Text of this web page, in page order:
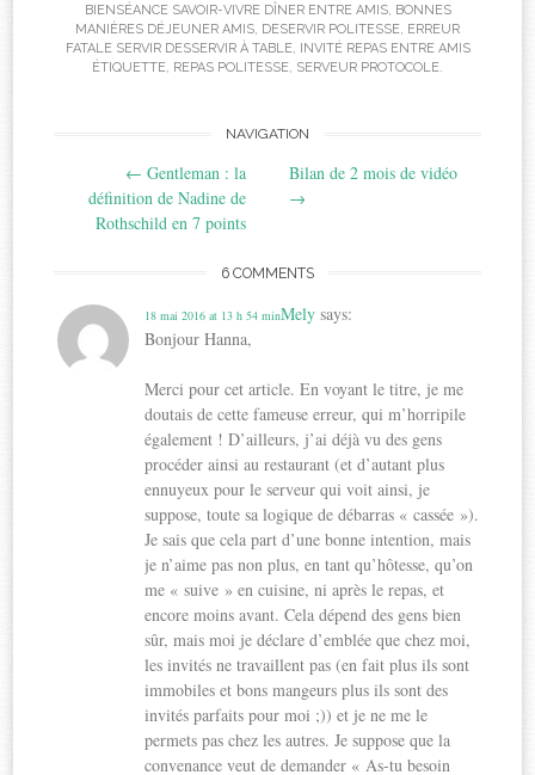
BIENSÉANCE SAVOIR-VIVRE DÎNER ENTRE AMIS, BONNES
MANIÈRES DÉJEUNER AMIS, DESERVIR POLITESSE, ERREUR
FATALE SERVIR DESSERVIR À TABLE, INVITÉ REPAS ENTRE AMIS
ÉTIQUETTE, REPAS POLITESSE, SERVEUR PROTOCOLE.
navigation
NAVIGATION
← Gentleman : la
définition de Nadine de
Rothschild en 7 points
Bilan de 2 mois de vidéo
→
6 COMMENTS
Mely says:
18 mai 2016 at 13 h 54 min
Bonjour Hanna,
Merci pour cet article. En voyant le titre, je me
doutais de cette fameuse erreur, qui m’horripile
également ! D’ailleurs, j’ai déjà vu des gens
procéder ainsi au restaurant (et d’autant plus
ennuyeux pour le serveur qui voit ainsi, je
suppose, toute sa logique de débarras « cassée »).
Je sais que cela part d’une bonne intention, mais
je n’aime pas non plus, en tant qu’hôtesse, qu’on
me « suive » en cuisine, ni après le repas, et
encore moins avant. Cela dépend des gens bien
sûr, mais moi je déclare d’emblée que chez moi,
les invités ne travaillent pas (en fait plus ils sont
immobiles et bons mangeurs plus ils sont des
invités parfaits pour moi ;)) et je ne me le
permets pas chez les autres. Je suppose que la
convenance veut de demander « As-tu besoin